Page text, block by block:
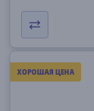
ХОРОШАЯ ЦЕНА